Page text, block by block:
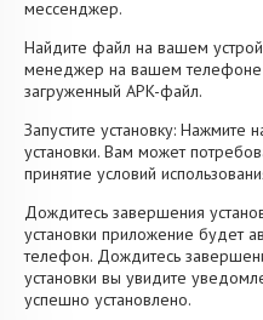
мессенджер.
Найдите файл на вашем
менеджер на вашем телефоне
загруженный APK-файл.
Запустите установку: Нажмите
установки. Вам может
принятие условий
Дождитесь завершения
установки приложение будет
телефон. Дождитесь
установки вы увидите
успешно установлено.